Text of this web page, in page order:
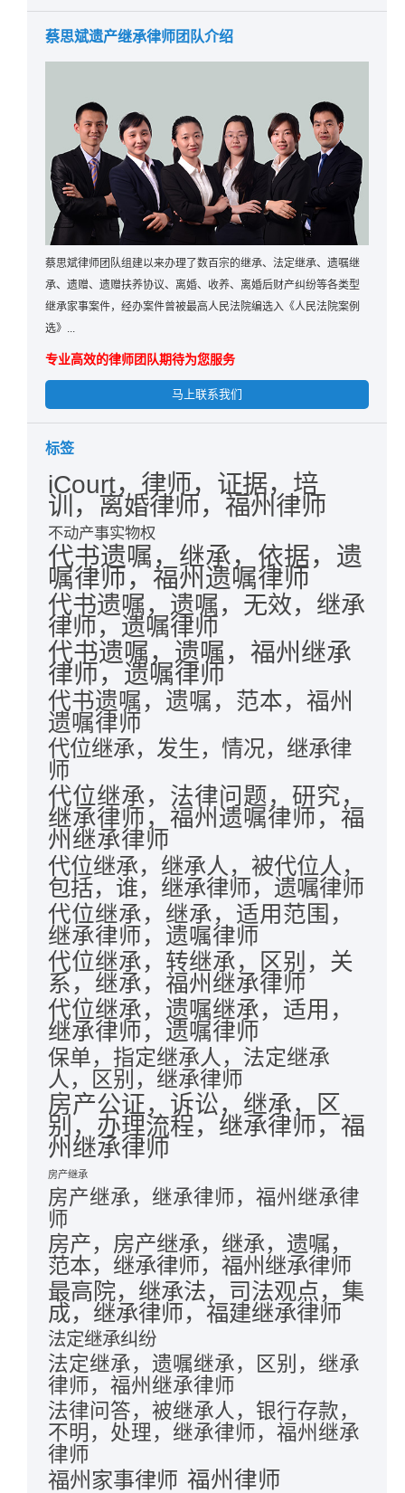
蔡思斌遗产继承律师团队介绍
蔡思斌律师团队组建以来办理了数百宗的继承、法定继承、遗嘱继
承、遗赠、遗赠扶养协议、离婚、收养、离婚后财产纠纷等各类型
继承家事案件，经办案件曾被最高人民法院编选入《人民法院案例
选》...
专业高效的律师团队期待为您服务
马上联系我们
标签
iCourt，律师，证据，培
训，离婚律师，福州律师
不动产事实物权
代书遗嘱，继承，依据，遗
嘱律师，福州遗嘱律师
代书遗嘱，遗嘱，无效，继承
律师，遗嘱律师
代书遗嘱，遗嘱，福州继承
律师，遗嘱律师
代书遗嘱，遗嘱，范本，福州
遗嘱律师
代位继承，发生，情况，继承律
师
代位继承，法律问题，研究，
继承律师，福州遗嘱律师，福
州继承律师
代位继承，继承人，被代位人，
包括，谁，继承律师，遗嘱律师
代位继承，继承，适用范围，
继承律师，遗嘱律师
代位继承，转继承，区别，关
系，继承，福州继承律师
代位继承，遗嘱继承，适用，
继承律师，遗嘱律师
保单，指定继承人，法定继承
人，区别，继承律师
房产公证，诉讼，继承，区
别，办理流程，继承律师，福
州继承律师
房产继承
房产继承，继承律师，福州继承律
师
房产，房产继承，继承，遗嘱，
范本，继承律师，福州继承律师
最高院，继承法，司法观点，集
成，继承律师，福建继承律师
法定继承纠纷
法定继承，遗嘱继承，区别，继承
律师，福州继承律师
法律问答，被继承人，银行存款，
不明，处理，继承律师，福州继承
律师
福州家事律师 福州律师